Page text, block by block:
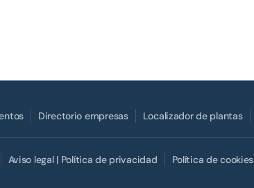
Directorio empresas Localizador de plantas
Aviso legal | Política de privacidad Política de cookies